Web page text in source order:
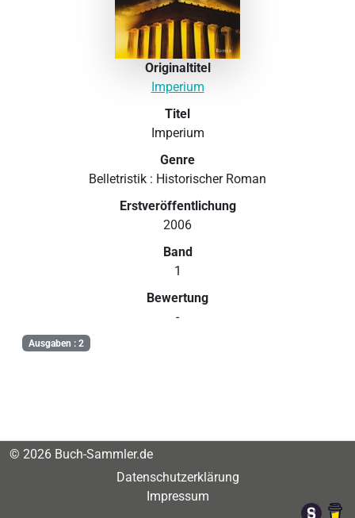
Originaltitel
Imperium
Titel
Imperium
Genre
Belletristik : Historischer Roman
Erstveröffentlichung
2006
Band
1
Bewertung
-
Ausgaben : 2
© 2026 Buch-Sammler.de
Datenschutzerklärung
Impressum